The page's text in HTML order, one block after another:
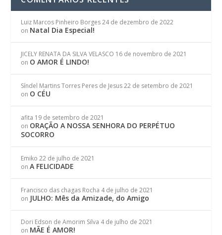
Luiz Marcos Pinheiro Borges 24 de dezembro de 2022
on Natal Dia Especial!
JICELY RENATA DA SILVA VELASCO 16 de novembro de 2021
on O AMOR É LINDO!
Síndel Martins Torres Peres de Jesus 22 de setembro de 2021
on O CÉU
afita 19 de setembro de 2021
on ORAÇÃO A NOSSA SENHORA DO PERPÉTUO
SOCORRO
Emiko 22 de julho de 2021
onA FELICIDADE
Francisco das chagas Rocha 4 de julho de 2021
on JULHO: Mês da Amizade, do Amigo
Dori Edson de Amorim Silva 4 de julho de 2021
on MÃE É AMOR!